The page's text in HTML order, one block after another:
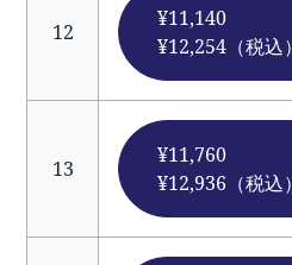
12
¥11,140
¥12,254（税込）
13
¥11,760
¥12,936（税込）